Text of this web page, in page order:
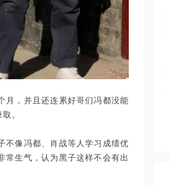
月，并且还连累好哥们冯都没能
。
不像冯都、肖战等人学习成绩优
常生气，认为黑子这样不会有出